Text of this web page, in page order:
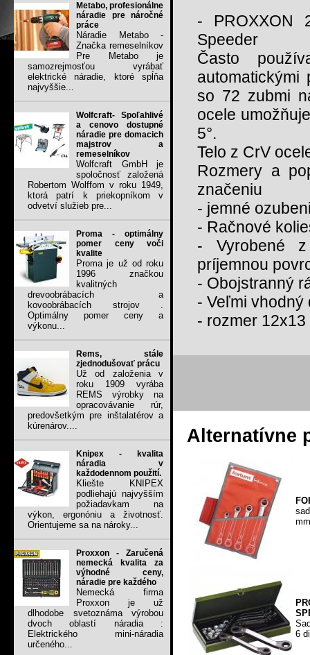
Metabo, profesionálne
náradie pre náročné
práce
Náradie Metabo -
Značka remeselníkov
Pre Metabo je
samozrejmosťou vyrábať
elektrické náradie, ktoré spĺňa
najvyššie...
Wolfcraft- Spoľahlivé
a cenovo dostupné
náradie pre domacich
majstrov a
remeselníkov
Wolfcraft GmbH je
spoločnosť založená
Robertom Wolffom v roku 1949,
ktorá patrí k priekopníkom v
odvetví služieb pre...
Proma - optimálny
pomer ceny voči
kvalite
Proma je už od roku
1996 značkou
kvalitných
drevoobrábacích a
kovoobrábacích strojov .
Optimálny pomer ceny a
výkonu...
Rems, stále
zjednodušovať prácu
Už od založenia v
roku 1909 vyrába
REMS výrobky na
opracovávanie rúr,
predovšetkým pre inštalatérov a
kúrenárov....
Knipex - kvalita
náradia v
každodennom použití.
Kliešte KNIPEX
podliehajú najvyšším
požiadavkam na
výkon, ergonóniu a životnosť.
Orientujeme sa na nároky...
Proxxon - Zaručená
nemecká kvalita za
výhodné ceny,
náradie pre každého
Nemecká firma
Proxxon je už
dlhodobe svetoznáma výrobou
dvoch oblastí náradia :
Elektrického mini-náradia
určeného...
- PROXXON
Speeder
Často
automatickými
so 72 zubmi
ocele
5°.
Telo z CrV
Rozmery a
značeniu
- jemné
- Račnové
- Vyrobené z
príjemnou
- Obojstranný
- Veľmi
- rozmer 12x13
Alternatívne
6